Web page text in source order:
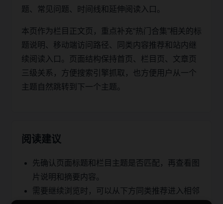
题、常见问题、时间线和延伸阅读入口。
本页作为栏目正文页，重点补充“热门合集”相关的标
题说明、移动端访问路径、同类内容推荐和站内继
续阅读入口。页面结构保持首页、栏目页、文章页
三级关系，方便搜索引擎抓取，也方便用户从一个
主题自然跳转到下一个主题。
阅读建议
先确认页面标题和栏目主题是否匹配，再查看图
片说明和摘要内容。
需要继续浏览时，可以从下方同类推荐进入相邻